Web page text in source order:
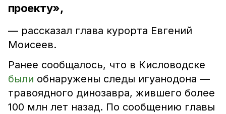
проекту»,
— рассказал глава курорта Евгений
Моисеев.
Ранее сообщалось, что в Кисловодске
были обнаружены следы игуанодона —
травоядного динозавра, жившего более
100 млн лет назад. По сообщению главы